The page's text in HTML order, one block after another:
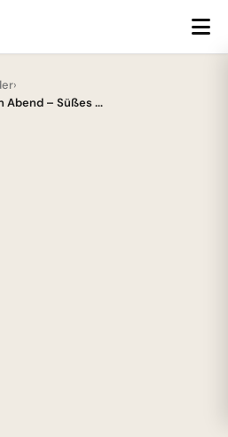
›
Abend – Süßes ...